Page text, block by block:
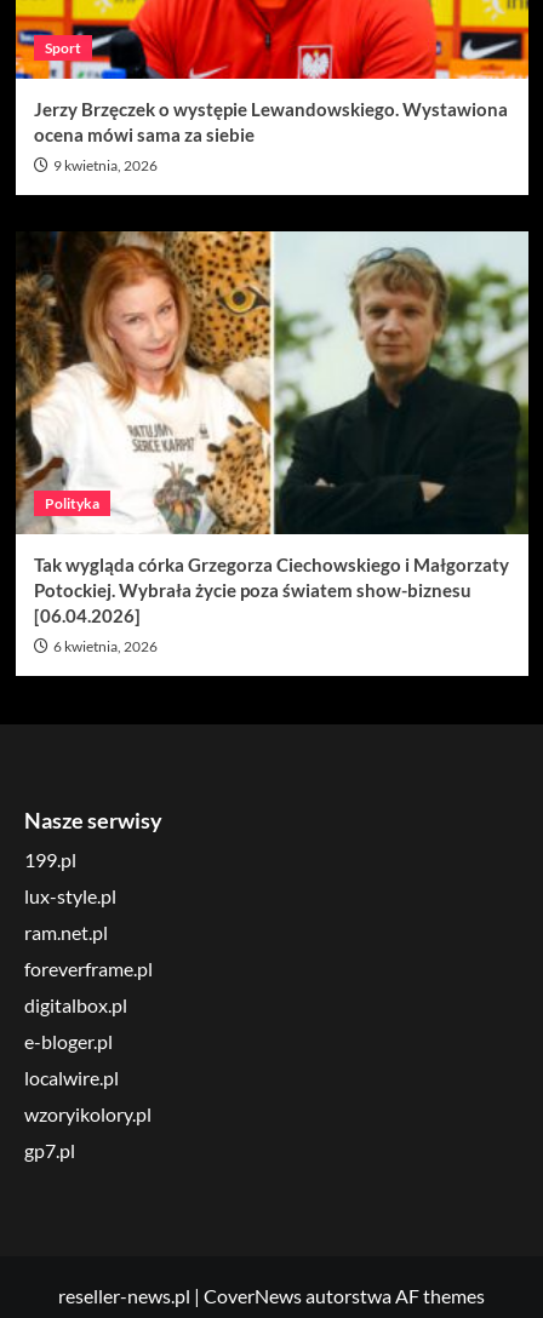
Sport
Jerzy Brzęczek o występie Lewandowskiego. Wystawiona
ocena mówi sama za siebie
9 kwietnia, 2026
Polityka
Tak wygląda córka Grzegorza Ciechowskiego i Małgorzaty
Potockiej. Wybrała życie poza światem show-biznesu
[06.04.2026]
6 kwietnia, 2026
Nasze serwisy
199.pl
lux-style.pl
ram.net.pl
foreverframe.pl
digitalbox.pl
e-bloger.pl
localwire.pl
wzoryikolory.pl
gp7.pl
reseller-news.pl | CoverNewsautorstwa AF themes